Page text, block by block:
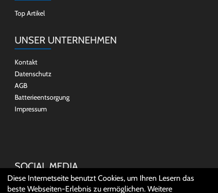
Top Artikel
UNSER UNTERNEHMEN
Kontakt
Datenschutz
AGB
Batterieentsorgung
Impressum
SOCIAL MEDIA
Diese Internetseite benutzt Cookies, um Ihren Lesern das
beste Webseiten-Erlebnis zu ermöglichen. Weitere